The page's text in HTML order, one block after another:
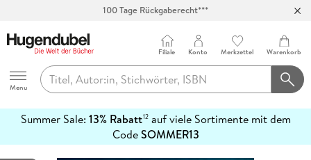
100 Tage Rückgaberecht***
Hugendubel
Menu
Filiale Konto Merkzettel Warenkorb
Summer Sale: 13% Rabatt12auf viele Sortimente mit dem
CodeSOMMER13
erfahren